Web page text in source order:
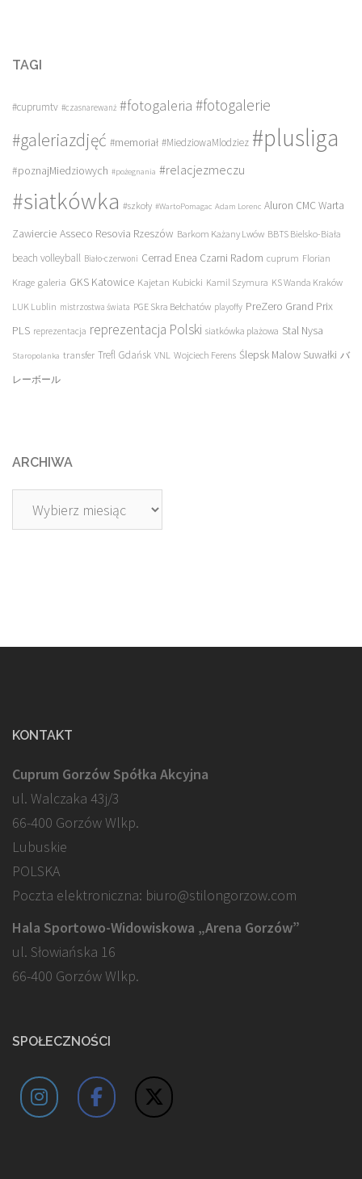
TAGI
#cuprumtv #czasnarewanż #fotogaleria #fotogalerie
#galeriazdjęć #memoriał #MiedziowaMlodziez #plusliga
#poznajMiedziowych #pożegnania #relacjezmeczu
#siatkówka #szkoły #WartoPomagac Adam Lorenc Aluron CMC Warta
Zawiercie Asseco Resovia Rzeszów Barkom Każany Lwów BBTS Bielsko-Biała
beach volleyball Biało-czerwoni Cerrad Enea Czarni Radom cuprum Florian
Krage galeria GKS Katowice Kajetan Kubicki Kamil Szymura KS Wanda Kraków
LUK Lublin mistrzostwa świata PGE Skra Bełchatów playoffy PreZero Grand Prix
PLS reprezentacja reprezentacja Polski siatkówka plażowa Stal Nysa
Staropolanka transfer Trefl Gdańsk VNL Wojciech Ferens Ślepsk Malow Suwałki バ
レーボール
ARCHIWA
Archiwa
KONTAKT
Cuprum Gorzów Spółka Akcyjna
ul. Walczaka 43j/3
66-400 Gorzów Wlkp.
Lubuskie
POLSKA
Poczta elektroniczna: biuro@stilongorzow.com
Hala Sportowo-Widowiskowa „Arena Gorzów”
ul. Słowiańska 16
66-400 Gorzów Wlkp.
SPOŁECZNOŚCI